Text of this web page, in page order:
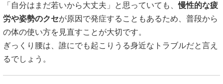
「自分はまだ若いから大丈夫」と思っていても、慢性的な疲
労や姿勢のクセが原因で発症することもあるため、普段から
の体の使い方を見直すことが大切です。
ぎっくり腰は、誰にでも起こりうる身近なトラブルだと言え
るでしょう。